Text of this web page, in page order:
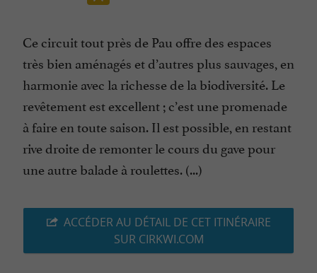
Ce circuit tout près de Pau offre des espaces
très bien aménagés et d’autres plus sauvages, en
harmonie avec la richesse de la biodiversité. Le
revêtement est excellent ; c’est une promenade
à faire en toute saison. Il est possible, en restant
rive droite de remonter le cours du gave pour
une autre balade à roulettes. (...)
ACCÉDER AU DÉTAIL DE CET ITINÉRAIRE
SUR CIRKWI.COM